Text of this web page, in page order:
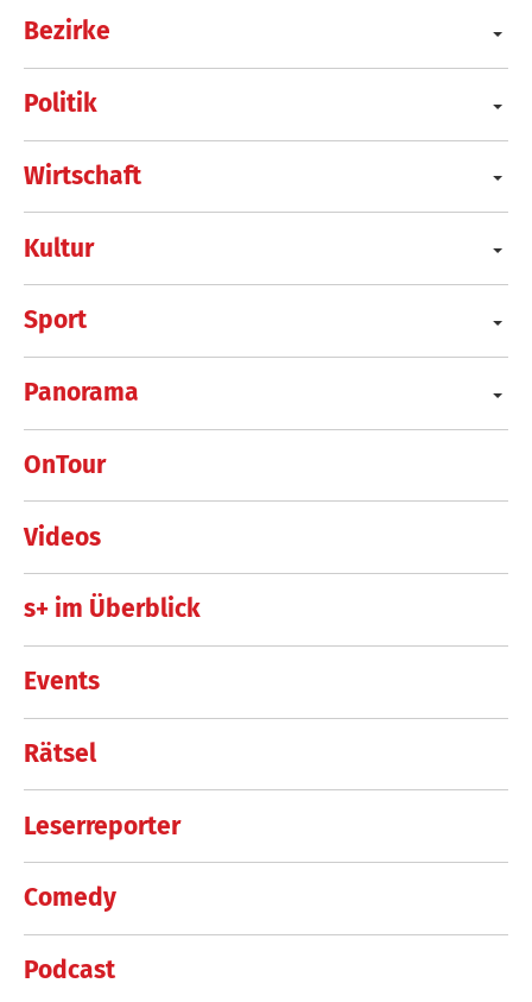
Bezirke
Politik
Wirtschaft
Kultur
Sport
Panorama
OnTour
Videos
s+ im Überblick
Events
Rätsel
Leserreporter
Comedy
Podcast